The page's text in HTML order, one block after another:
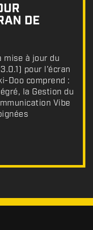
DE
mise à jour du
pour l’écran
Doo comprend :
la Gestion du
Vibe